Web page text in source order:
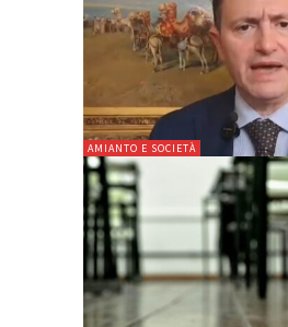
AMIANTO E SOCIETÀ